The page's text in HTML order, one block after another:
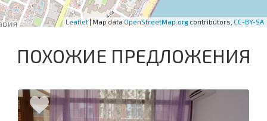
Leaflet| Map dataOpenStreetMap.org contributors, CC-BY-SA
ПОХОЖИЕ ПРЕДЛОЖЕНИЯ